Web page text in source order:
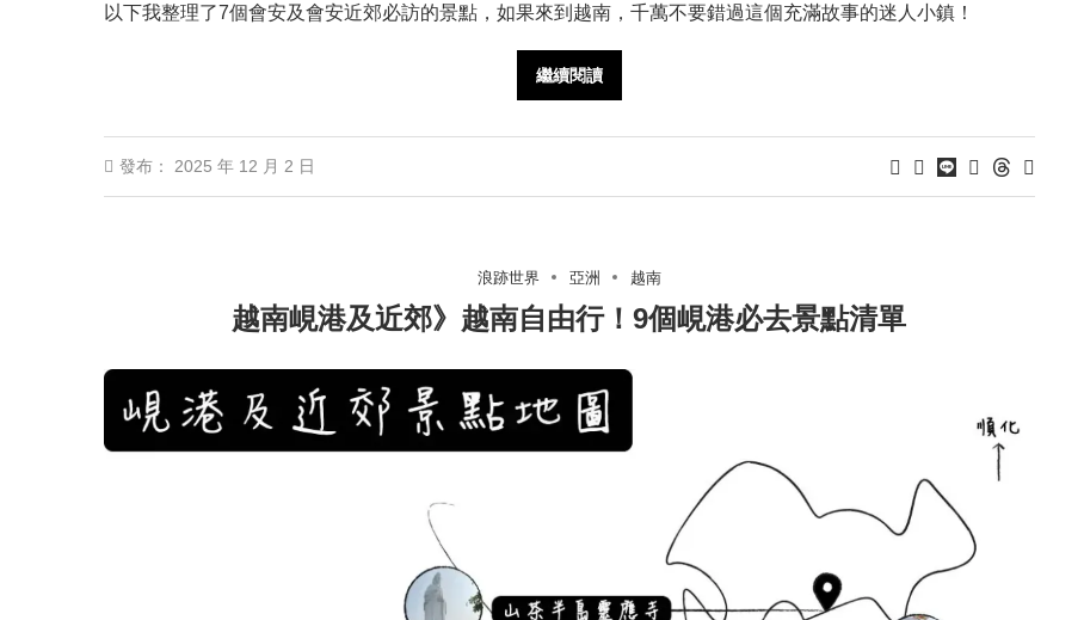
以下我整理了7個會安及會安近郊必訪的景點，如果來到越南，千萬不要錯過這個充滿故事的迷人小鎮！
繼續閱讀
發布： 2025 年 12 月 2 日
浪跡世界 亞洲 越南
越南峴港及近郊》越南自由行！9個峴港必去景點清單